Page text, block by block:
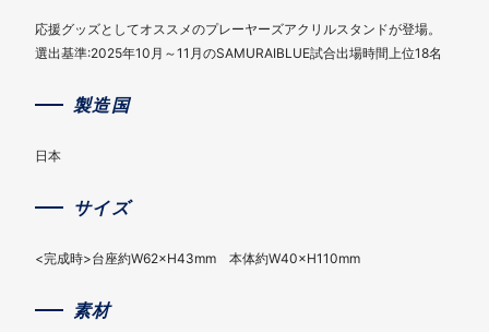
応援グッズとしてオススメのプレーヤーズアクリルスタンドが登場。
選出基準:2025年10月～11月のSAMURAIBLUE試合出場時間上位18名
製造国
日本
サイズ
<完成時>台座約W62×H43mm 本体約W40×H110mm
素材